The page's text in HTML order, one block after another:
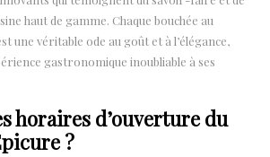
haut de gamme. Chaque bouchée au
une véritable ode au goût et à l’élégance,
gastronomique inoubliable à ses
horaires d’ouverture du
?